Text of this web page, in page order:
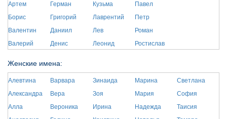
Артем
Борис
Валентин
Валерий
Герман
Григорий
Даниил
Денис
Кузьма
Лаврентий
Лев
Леонид
Павел
Петр
Роман
Ростислав
Женские имена:
Алевтина
Александра
Алла
Варвара
Вера
Вероника
Зинаида
Зоя
Ирина
Марина
Мария
Надежда
Светлана
София
Таисия